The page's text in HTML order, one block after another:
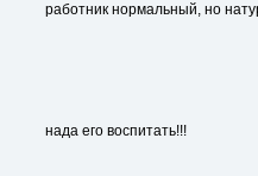
работник нормальный, но
нада его воспитать!!!